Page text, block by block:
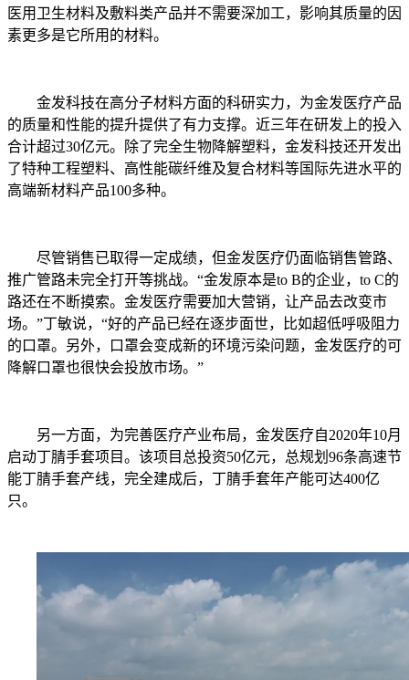
医用卫生材料及敷料类产品并不需要深加工，影响其质量的因
素更多是它所用的材料。
金发科技在高分子材料方面的科研实力，为金发医疗产品
的质量和性能的提升提供了有力支撑。近三年在研发上的投入
合计超过30亿元。除了完全生物降解塑料，金发科技还开发出
了特种工程塑料、高性能碳纤维及复合材料等国际先进水平的
高端新材料产品100多种。
尽管销售已取得一定成绩，但金发医疗仍面临销售管路、
推广管路未完全打开等挑战。“金发原本是to B的企业，to C的
路还在不断摸索。金发医疗需要加大营销，让产品去改变市
场。”丁敏说，“好的产品已经在逐步面世，比如超低呼吸阻力
的口罩。另外，口罩会变成新的环境污染问题，金发医疗的可
降解口罩也很快会投放市场。”
另一方面，为完善医疗产业布局，金发医疗自2020年10月
启动丁腈手套项目。该项目总投资50亿元，总规划96条高速节
能丁腈手套产线，完全建成后，丁腈手套年产能可达400亿
只。